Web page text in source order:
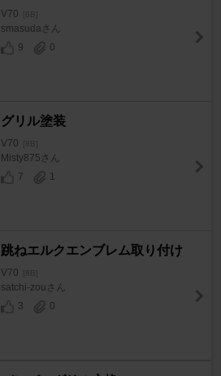
V70 [8B]
smasudaさん
9
0
グリル塗装
V70 [8B]
Misty875さん
7
1
跳ねエルクエンブレム取り付け
V70 [8B]
satchi-zouさん
3
0